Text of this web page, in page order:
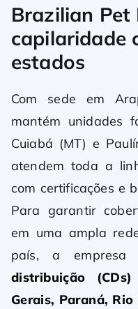
Brazilian Pet
capilaridade
estados
Com sede em
mantém unidades
Cuiabá (MT) e
atendem toda a
com certificações e
Para garantir
em uma ampla
país, a
distribuição
Gerais, Paraná,